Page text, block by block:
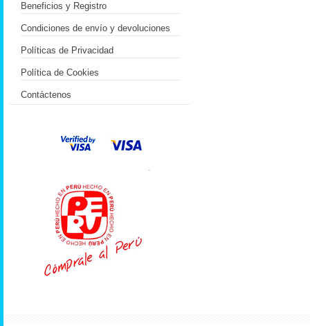
Beneficios y Registro
Condiciones de envío y devoluciones
Políticas de Privacidad
Política de Cookies
Contáctenos
.